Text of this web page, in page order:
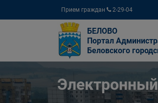
Прием граждан 2-29-04
БЕЛОВО
Портал
Беловского